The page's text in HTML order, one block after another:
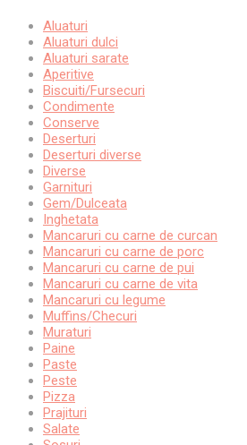
Aluaturi
Aluaturi dulci
Aluaturi sarate
Aperitive
Biscuiti/Fursecuri
Condimente
Conserve
Deserturi
Deserturi diverse
Diverse
Garnituri
Gem/Dulceata
Inghetata
Mancaruri cu carne de curcan
Mancaruri cu carne de porc
Mancaruri cu carne de pui
Mancaruri cu carne de vita
Mancaruri cu legume
Muffins/Checuri
Muraturi
Paine
Paste
Peste
Pizza
Prajituri
Salate